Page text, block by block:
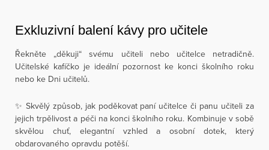
Exkluzivní balení kávy pro učitele
Řekněte „děkuji“ svému učiteli nebo učitelce netradičně.
Učitelské kafíčko je ideální pozornost ke konci školního roku
nebo ke Dni učitelů.
✨ Skvělý způsob, jak poděkovat paní učitelce či panu učiteli za
jejich trpělivost a péči na konci školního roku. Kombinuje v sobě
skvělou chuť, elegantní vzhled a osobní dotek, který
obdarovaného opravdu potěší.